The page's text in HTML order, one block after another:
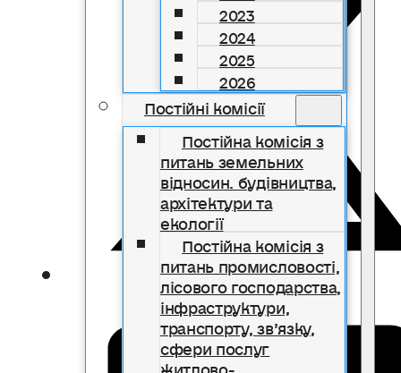
2023
2024
2025
2026
Постійні комісії
Постійна комісія з
питань земельних
відносин. будівництва,
архітектури та
екології
Постійна комісія з
питань промисловості,
лісового господарства,
інфраструктури,
транспорту, зв’язку,
сфери послуг
житлово-